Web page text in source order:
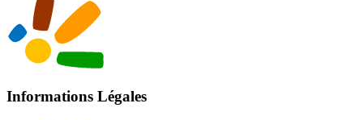
Informations Légales